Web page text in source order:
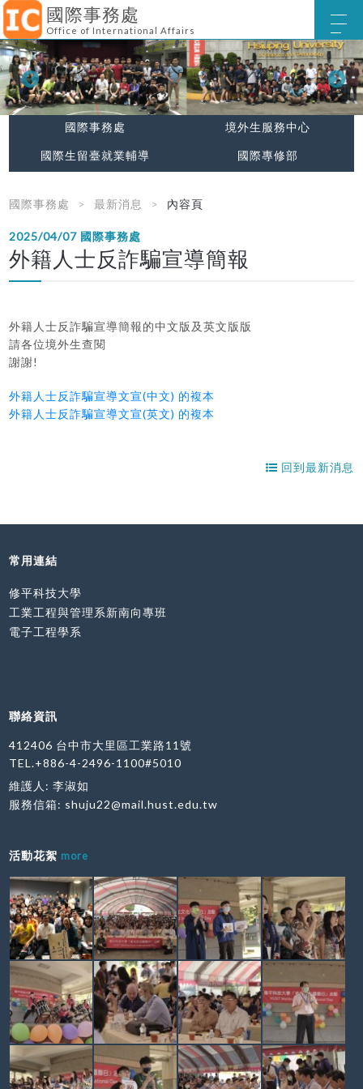
國際事務處
Office of International Affairs
國際事務處 境外生服務中心
國際生留臺就業輔導 國際專修部
國際事務處 最新消息 內容頁
2025/04/07 國際事務處
外籍人士反詐騙宣導簡報
外籍人士反詐騙宣導簡報的中文版及英文版版
請各位境外生查閱
謝謝!
外籍人士反詐騙宣導文宣(中文) 的複本
外籍人士反詐騙宣導文宣(英文) 的複本
回到最新消息
常用連結
修平科技大學
工業工程與管理系新南向專班
電子工程學系
聯絡資訊
412406 台中市大里區工業路11號
TEL.+886-4-2496-1100#5010
維護人: 李淑如
服務信箱: shuju22@mail.hust.edu.tw
活動花絮 more